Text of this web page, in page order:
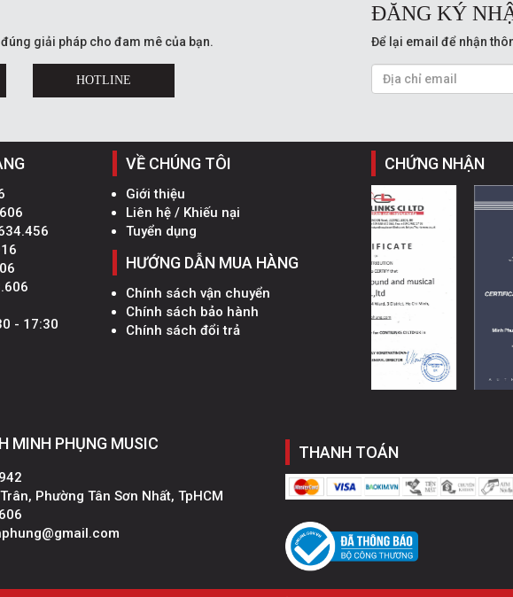
giải pháp cho đam mê của bạn.
HOTLINE
ĐĂNG KÝ
Để lại email để nhận
- 17:30
VỀ CHÚNG TÔI
Giới thiệu
Liên hệ / Khiếu nại
Tuyển dụng
HƯỚNG DẪN MUA HÀNG
Chính sách vận chuyển
Chính sách bảo hành
Chính sách đổi trả
CHỨNG NHẬN
MINH PHỤNG MUSIC
Phường Tân Sơn Nhất, TpHCM
THANH TOÁN